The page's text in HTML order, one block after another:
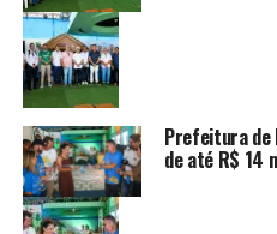
Prefeitura de
de até R$ 14